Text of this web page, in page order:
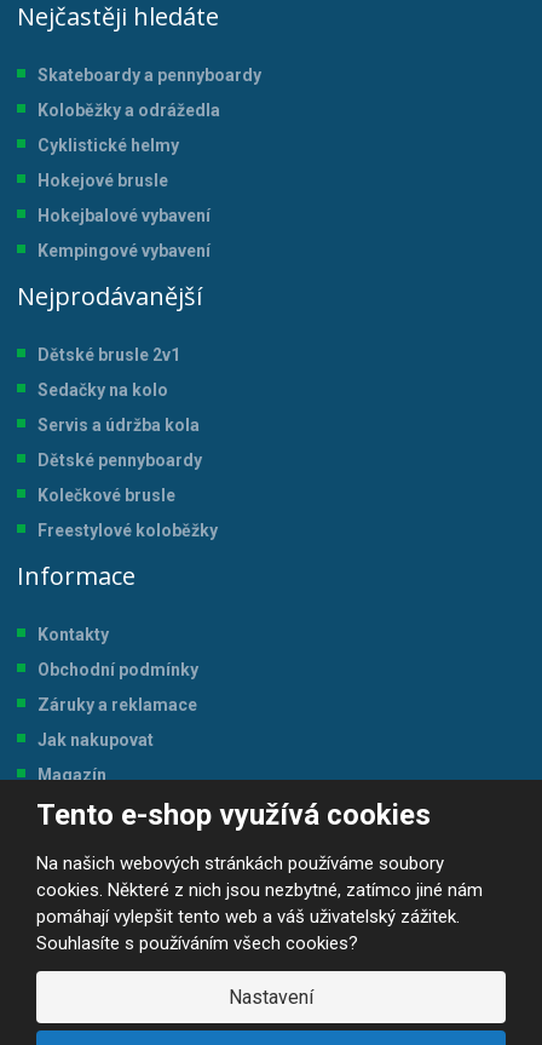
Tento e-shop využívá cookies
Na našich webových stránkách používáme soubory
cookies. Některé z nich jsou nezbytné, zatímco jiné nám
pomáhají vylepšit tento web a váš uživatelský zážitek.
Souhlasíte s používáním všech cookies?
Nastavení
Nejčastěji hledáte
Skateboardy a pennyboardy
Koloběžky a odrážedla
Cyklistické helmy
Hokejové brusle
Hokejbalové vybavení
Kempingové vybavení
Nejprodávanější
Dětské brusle 2v1
Sedačky na kolo
Servis a údržba kola
Dětské pennyboardy
Kolečkové brusle
Freestylové koloběžky
Informace
Kontakty
Obchodní podmínky
Záruky a reklamace
Jak nakupovat
Magazín
Tabulka velikostí
© 2026, JP-SPORT.CZ SPORTOVNÍ POTŘEBY
Prohlášení o přístupnosti |Mapa stránek ||GDPR
VYROBILA
R